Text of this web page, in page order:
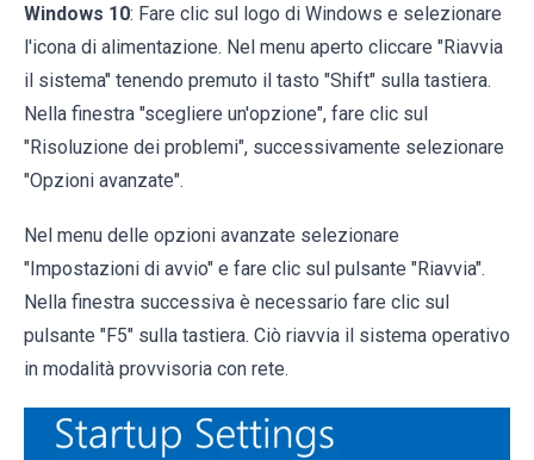
Windows 10: Fare clic sul logo di Windows e selezionare
l'icona di alimentazione. Nel menu aperto cliccare "Riavvia
il sistema" tenendo premuto il tasto "Shift" sulla tastiera.
Nella finestra "scegliere un'opzione", fare clic sul
"Risoluzione dei problemi", successivamente selezionare
"Opzioni avanzate".
Nel menu delle opzioni avanzate selezionare
"Impostazioni di avvio" e fare clic sul pulsante "Riavvia".
Nella finestra successiva è necessario fare clic sul
pulsante "F5" sulla tastiera. Ciò riavvia il sistema operativo
in modalità provvisoria con rete.